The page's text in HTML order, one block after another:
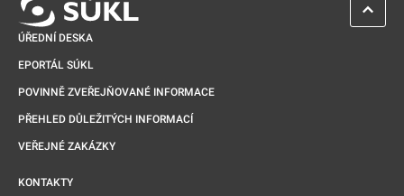
ÚŘEDNÍ DESKA
EPORTÁL SÚKL
POVINNĚ ZVEŘEJŇOVANÉ INFORMACE
PŘEHLED DŮLEŽITÝCH INFORMACÍ
VEŘEJNÉ ZAKÁZKY
KONTAKTY
ZPĚT